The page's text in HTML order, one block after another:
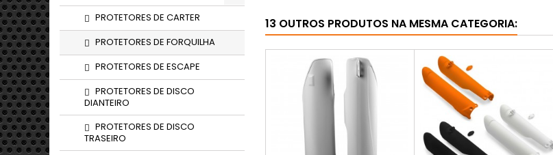
PROTETORES DE CARTER
PROTETORES DE FORQUILHA
PROTETORES DE ESCAPE
PROTETORES DE DISCO
DIANTEIRO
PROTETORES DE DISCO
TRASEIRO
13 OUTROS PRODUTOS NA MESMA CATEGORIA: